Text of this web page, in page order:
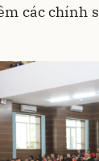
các chính